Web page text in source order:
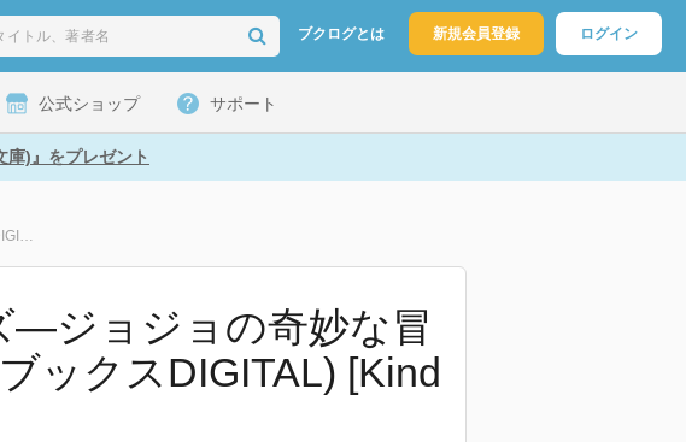
ブクログとは 新規会員登録 ログイン
公式ショップ サポート
庫)』をプレゼント
恥知らずのパープルヘイズ―ジョジョの奇妙な冒険より― (ジャンプジェイブックスDIGITAL)
―ジョジョの奇妙な冒
ックスDIGITAL) [Kind